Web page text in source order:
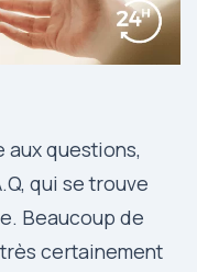
questions,
qui se trouve
Beaucoup de
certainement